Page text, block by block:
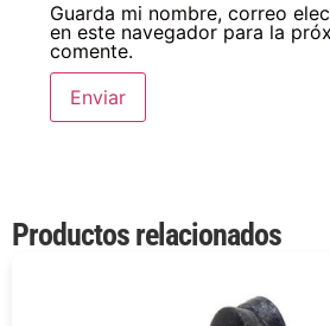
Guarda mi nombre, correo
en este navegador para la
comente.
Productos relacionados